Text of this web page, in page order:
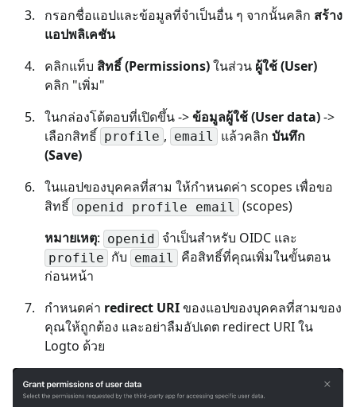
กรอกชื่อแอปและข้อมูลที่จำเป็นอื่น ๆ จากนั้นคลิก สร้าง
แอปพลิเคชัน
คลิกแท็บ สิทธิ์ (Permissions)ในส่วน ผู้ใช้ (User)
คลิก "เพิ่ม"
ในกล่องโต้ตอบที่เปิดขึ้น ->ข้อมูลผู้ใช้ (User data)->
เลือกสิทธิ์ profile , email แล้วคลิก บันทึก
(Save)
ในแอปของบุคคลที่สาม ให้กำหนดค่า scopes เพื่อขอ
สิทธิ์ openid profile email
(scopes)
หมายเหตุ: openid จำเป็นสำหรับ OIDC และ
profile กับ email
คือสิทธิ์ที่คุณเพิ่มในขั้นตอน
ก่อนหน้า
กำหนดค่า redirect URIของแอปของบุคคลที่สามของ
คุณให้ถูกต้อง และอย่าลืมอัปเดต redirect URI ใน
Logto ด้วย